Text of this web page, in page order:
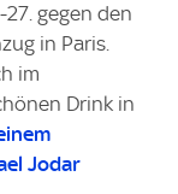
gegen den
in Paris.
im
Drink in
Jodar